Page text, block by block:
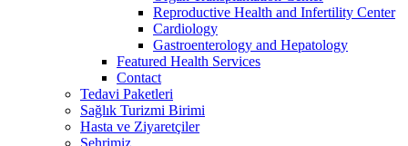
Reproductive Health and Infertility Center
Cardiology
Gastroenterology and Hepatology
Featured Health Services
Contact
Tedavi Paketleri
Sağlık Turizmi Birimi
Hasta ve Ziyaretçiler
Şehrimiz